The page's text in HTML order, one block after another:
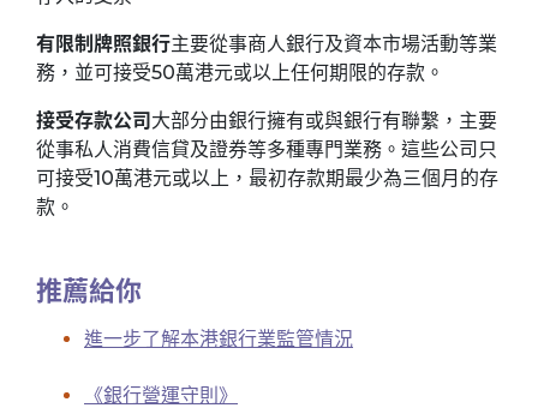
有限制牌照銀行主要從事商人銀行及資本市場活動等業
務，並可接受50萬港元或以上任何期限的存款。
接受存款公司大部分由銀行擁有或與銀行有聯繫，主要
從事私人消費信貸及證券等多種專門業務。這些公司只
可接受10萬港元或以上，最初存款期最少為三個月的存
款。
推薦給你
進一步了解本港銀行業監管情況
《銀行營運守則》